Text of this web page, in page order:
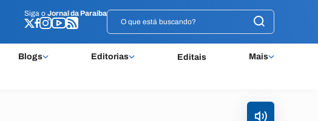
Siga o Jornal da Paraíba
Blogs Editorias Editais Mais
Siga o Jornal da Paraíba